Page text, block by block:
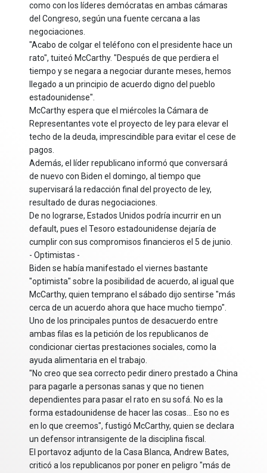
como con los líderes demócratas en ambas cámaras
del Congreso, según una fuente cercana a las
negociaciones.
"Acabo de colgar el teléfono con el presidente hace un
rato", tuiteó McCarthy. "Después de que perdiera el
tiempo y se negara a negociar durante meses, hemos
llegado a un principio de acuerdo digno del pueblo
estadounidense".
McCarthy espera que el miércoles la Cámara de
Representantes vote el proyecto de ley para elevar el
techo de la deuda, imprescindible para evitar el cese de
pagos.
Además, el líder republicano informó que conversará
de nuevo con Biden el domingo, al tiempo que
supervisará la redacción final del proyecto de ley,
resultado de duras negociaciones.
De no lograrse, Estados Unidos podría incurrir en un
default, pues el Tesoro estadounidense dejaría de
cumplir con sus compromisos financieros el 5 de junio.
- Optimistas -
Biden se había manifestado el viernes bastante
"optimista" sobre la posibilidad de acuerdo, al igual que
McCarthy, quien temprano el sábado dijo sentirse "más
cerca de un acuerdo ahora que hace mucho tiempo".
Uno de los principales puntos de desacuerdo entre
ambas filas es la petición de los republicanos de
condicionar ciertas prestaciones sociales, como la
ayuda alimentaria en el trabajo.
"No creo que sea correcto pedir dinero prestado a China
para pagarle a personas sanas y que no tienen
dependientes para pasar el rato en su sofá. No es la
forma estadounidense de hacer las cosas... Eso no es
en lo que creemos", fustigó McCarthy, quien se declara
un defensor intransigente de la disciplina fiscal.
El portavoz adjunto de la Casa Blanca, Andrew Bates,
criticó a los republicanos por poner en peligro "más de